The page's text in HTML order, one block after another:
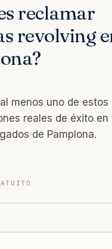
reclamar
revolving
menos uno de estos
reales de éxito
de Pamplona.